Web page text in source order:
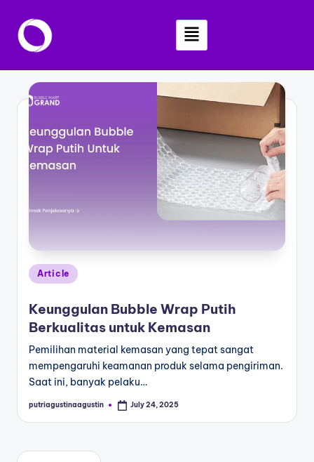
Skip
Article
Keunggulan Bubble Wrap Putih
Berkualitas untuk Kemasan
Pemilihan material kemasan yang tepat sangat
mempengaruhi keamanan produk selama pengiriman.
Saat ini, banyak pelaku…
putriagustinaagustin July 24, 2025